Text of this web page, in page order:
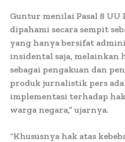
Guntur menilai Pasal 8 UU
dipahami secara sempit
yang hanya bersifat
insidental saja, melainkan
sebagai pengakuan dan
produk jurnalistik pers
implementasi terhadap
warga negara,” ujarnya.
“Khususnya hak atas